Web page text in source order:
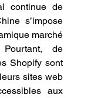
continue de
s’impose
marché
de
Shopify sont
sites web
aux